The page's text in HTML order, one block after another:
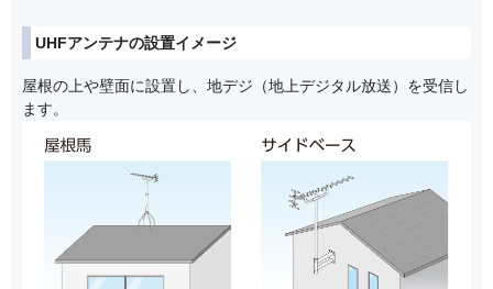
UHFアンテナの設置イメージ
屋根の上や壁面に設置し、地デジ（地上デジタル放送）を受信し
ます。